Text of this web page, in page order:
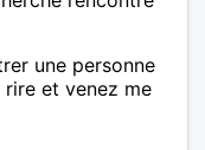
une personne
rire et venez me